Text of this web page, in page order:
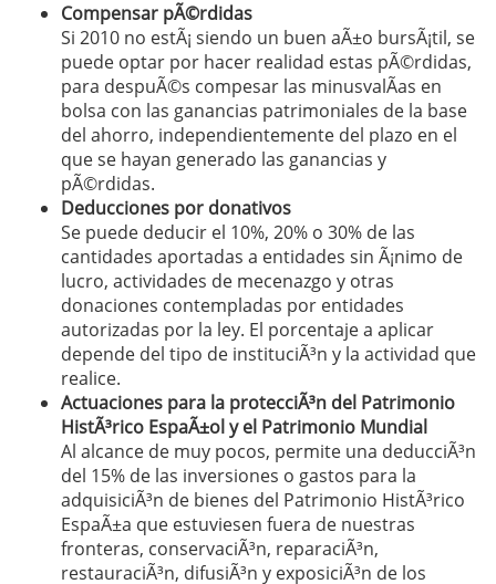
Compensar pÃ©rdidas
Si 2010 no estÃ¡ siendo un buen aÃ±o bursÃ¡til, se
puede optar por hacer realidad estas pÃ©rdidas,
para despuÃ©s compesar las minusvalÃ­as en
bolsa con las ganancias patrimoniales de la base
del ahorro, independientemente del plazo en el
que se hayan generado las ganancias y
pÃ©rdidas.
Deducciones por donativos
Se puede deducir el 10%, 20% o 30% de las
cantidades aportadas a entidades sin Ã¡nimo de
lucro, actividades de mecenazgo y otras
donaciones contempladas por entidades
autorizadas por la ley. El porcentaje a aplicar
depende del tipo de instituciÃ³n y la actividad que
realice.
Actuaciones para la protecciÃ³n del Patrimonio
HistÃ³rico EspaÃ±ol y el Patrimonio Mundial
Al alcance de muy pocos, permite una deducciÃ³n
del 15% de las inversiones o gastos para la
adquisiciÃ³n de bienes del Patrimonio HistÃ³rico
EspaÃ±a que estuviesen fuera de nuestras
fronteras, conservaciÃ³n, reparaciÃ³n,
restauraciÃ³n, difusiÃ³n y exposiciÃ³n de los